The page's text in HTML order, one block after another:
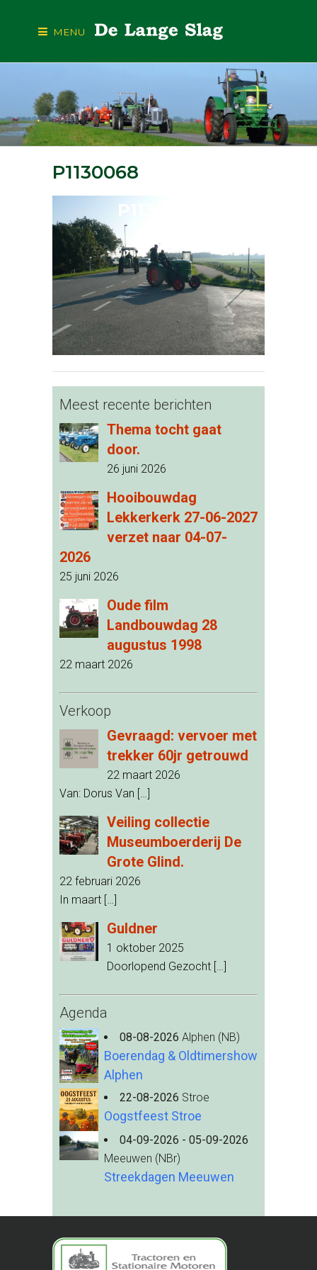
MENU
P1130068
P1130068
Meest recente berichten
Thema tocht gaat
door.
26 juni 2026
Hooibouwdag
Lekkerkerk 27-06-2027
verzet naar 04-07-
2026
25 juni 2026
Oude film
Landbouwdag 28
augustus 1998
22 maart 2026
Verkoop
Gevraagd: vervoer met
trekker 60jr getrouwd
22 maart 2026
Van: Dorus Van […]
Veiling collectie
Museumboerderij De
Grote Glind.
22 februari 2026
In maart […]
Guldner
1 oktober 2025
Doorlopend Gezocht […]
Agenda
08-08-2026 Alphen (NB)
Boerendag & Oldtimershow
Alphen
22-08-2026 Stroe
Oogstfeest Stroe
04-09-2026 - 05-09-2026
Meeuwen (NBr)
Streekdagen Meeuwen